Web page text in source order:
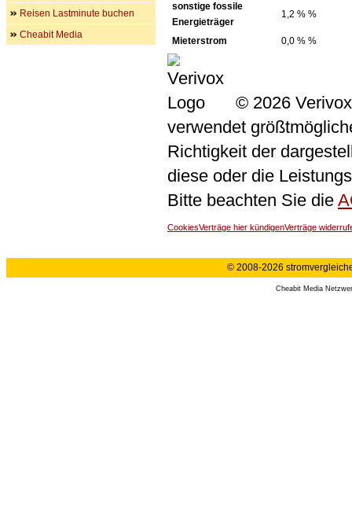
sonstige fossile
Energieträger
1,2 % %
Mieterstrom 0,0 % %
© 2026
verwendet
Richtigkeit der
diese oder die
Bitte beachten Sie die
CookiesVerträge hier kündigenVerträge
Reisen Lastminute buchen
Cheabit Media
© 2008-2026
Cheabit Media